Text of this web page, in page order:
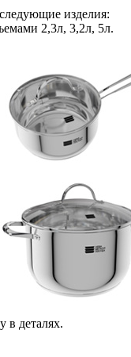
изделия:
2,3л, 3,2л, 5л.
в деталях.